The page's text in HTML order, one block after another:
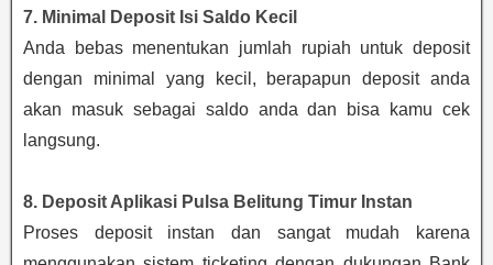
7. Minimal Deposit Isi Saldo Kecil
Anda bebas menentukan jumlah rupiah untuk deposit
dengan minimal yang kecil, berapapun deposit anda
akan masuk sebagai saldo anda dan bisa kamu cek
langsung.
8. Deposit Aplikasi Pulsa Belitung Timur Instan
Proses deposit instan dan sangat mudah karena